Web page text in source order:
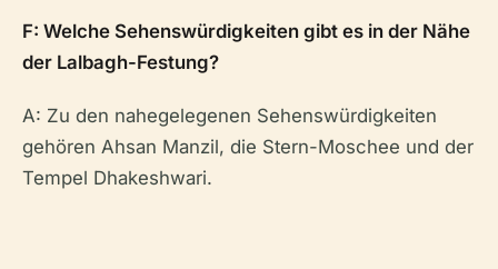
F: Welche Sehenswürdigkeiten gibt es in der Nähe
der Lalbagh-Festung?
A: Zu den nahegelegenen Sehenswürdigkeiten
gehören Ahsan Manzil, die Stern-Moschee und der
Tempel Dhakeshwari.